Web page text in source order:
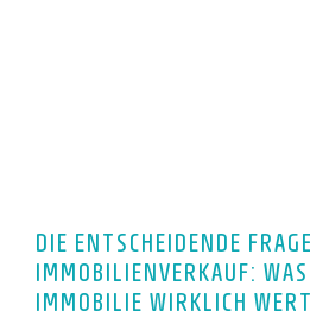
DIE ENTSCHEIDENDE
IMMOBILIENVERKAUF:
IMMOBILIE WIRKLICH